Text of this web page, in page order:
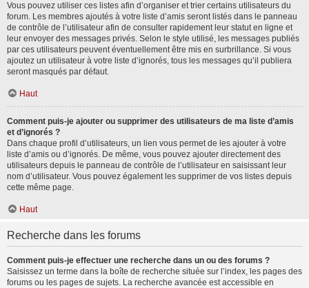
Vous pouvez utiliser ces listes afin d’organiser et trier certains utilisateurs du
forum. Les membres ajoutés à votre liste d’amis seront listés dans le panneau
de contrôle de l’utilisateur afin de consulter rapidement leur statut en ligne et
leur envoyer des messages privés. Selon le style utilisé, les messages publiés
par ces utilisateurs peuvent éventuellement être mis en surbrillance. Si vous
ajoutez un utilisateur à votre liste d’ignorés, tous les messages qu’il publiera
seront masqués par défaut.
Haut
Comment puis-je ajouter ou supprimer des utilisateurs de ma liste d’amis
et d’ignorés ?
Dans chaque profil d’utilisateurs, un lien vous permet de les ajouter à votre
liste d’amis ou d’ignorés. De même, vous pouvez ajouter directement des
utilisateurs depuis le panneau de contrôle de l’utilisateur en saisissant leur
nom d’utilisateur. Vous pouvez également les supprimer de vos listes depuis
cette même page.
Haut
Recherche dans les forums
Comment puis-je effectuer une recherche dans un ou des forums ?
Saisissez un terme dans la boîte de recherche située sur l’index, les pages des
forums ou les pages de sujets. La recherche avancée est accessible en